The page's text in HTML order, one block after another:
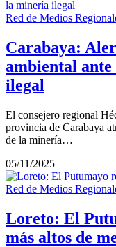
Red de Medios
Carabaya:
ambiental
ilegal
El consejero regional
provincia de Carabaya
de la minería…
05/11/2025
Red de Medios
Loreto: El
más altos de